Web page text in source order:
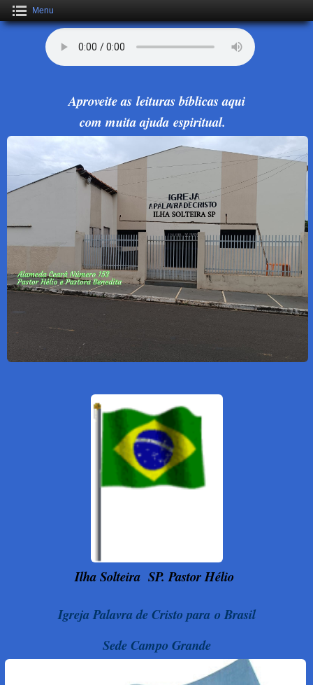
Menu
Aproveite as leituras bíblicas aqui
com muita ajuda espiritual.
Ilha Solteira SP. Pastor Hélio
Igreja Palavra de Cristo para o Brasil
Sede Campo Grande